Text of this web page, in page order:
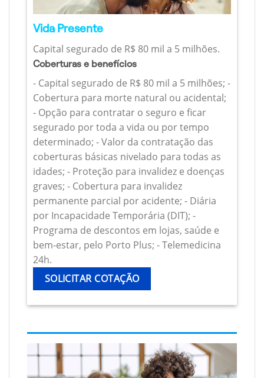
Vida Presente
Capital segurado de R$ 80 mil a 5 milhões.
Coberturas e benefícios
- Capital segurado de R$ 80 mil a 5 milhões; -
Cobertura para morte natural ou acidental;
- Opção para contratar o seguro e ficar
segurado por toda a vida ou por tempo
determinado; - Valor da contratação das
coberturas básicas nivelado para todas as
idades; - Proteção para invalidez e doenças
graves; - Cobertura para invalidez
permanente parcial por acidente; - Diária
por Incapacidade Temporária (DIT); -
Programa de descontos em lojas, saúde e
bem-estar, pelo Porto Plus; - Telemedicina
24h.
SOLICITAR COTAÇÃO